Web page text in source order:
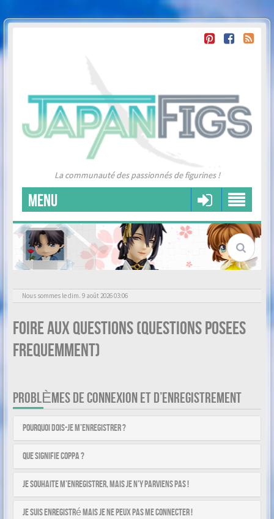
La communauté des passionnés de figurines !
MENU
Nous sommes le dim. 9 août 2026 03:06
Foire aux questions (Questions posees
frequemment)
PROBLÈMES DE CONNEXION ET D’ENREGISTREMENT
Pourquoi dois-je m’enregistrer ?
Que signifie COPPA ?
Je souhaite m’enregistrer, mais je n’y parviens pas !
Je suis enregistré mais je ne peux pas me connecter !